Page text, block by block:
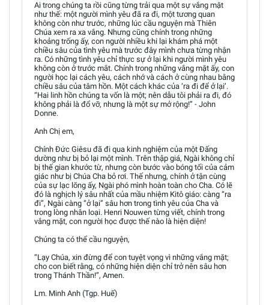
Ai trong chúng ta rồi cũng từng trải qua một sự vắng mặt
như thế: một người mình yêu đã ra đi, một tương quan
không còn như trước, những lúc cầu nguyện mà Thiên
Chúa xem ra xa vắng. Nhưng cũng chính trong những
khoảng trống ấy, con người nhiều khi lại khám phá một
chiều sâu của tình yêu mà trước đây mình chưa từng nhận
ra. Có những tình yêu chỉ thực sự ở lại khi người mình yêu
không còn ở trước mắt. Chính trong những vắng mặt ấy, con
người học lại cách yêu, cách nhớ và cách ở cùng nhau bằng
chiều sâu của tâm hồn. Một cách khác của ‘ra đi để ở lại’.
“Hai linh hồn chúng ta vốn là một; nên dẫu tôi phải ra đi, đó
không phải là đổ vỡ, nhưng là một sự mở rộng!” - John
Donne.
Anh Chị em,
Chính Đức Giêsu đã đi qua kinh nghiệm của một Đấng
dường như bị bỏ lại một mình. Trên thập giá, Ngài không chỉ
bị thế gian khước từ, nhưng còn bước vào bóng tối của cảm
giác như bị Chúa Cha bỏ rơi. Thế nhưng, chính ở tận cùng
của sự lạc lõng ấy, Ngài phó mình hoàn toàn cho Cha. Có lẽ
đó là nghịch lý sâu nhất của mầu nhiệm Kitô giáo: càng “ra
đi”, Ngài càng “ở lại” sâu hơn trong tình yêu của Cha và
trong lòng nhân loại. Henri Nouwen từng viết, chính trong
vắng mặt, con người học được thế nào là hiện diện!
Chúng ta có thể cầu nguyện,
“Lạy Chúa, xin đừng để con tuyệt vọng vì những vắng mặt;
cho con biết rằng, có những hiện diện chỉ trở nên sâu hơn
trong Thánh Thần!”, Amen.
Lm. Minh Anh (Tgp. Huế)